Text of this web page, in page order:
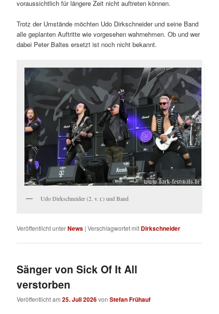
voraussichtlich für längere Zeit nicht auftreten können.
Trotz der Umstände möchten Udo Dirkschneider und seine Band
alle geplanten Auftritte wie vorgesehen wahrnehmen. Ob und wer
dabei Peter Baltes ersetzt ist noch nicht bekannt.
Udo Dirkschneider (2. v. r.) und Band
Veröffentlicht unterNews |Verschlagwortet mit Dirkschneider
Sänger von Sick Of It All
verstorben
Veröffentlicht am25. Juli 2026vonStefan Frühauf